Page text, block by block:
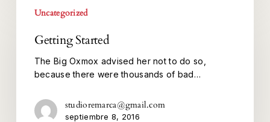
StartedUncategorized
Getting Started
The Big Oxmox advised her not to do so,
because there were thousands of bad…
studioremarca@gmail.com
septiembre 8, 2016